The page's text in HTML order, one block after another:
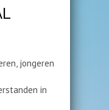
jongeren
in